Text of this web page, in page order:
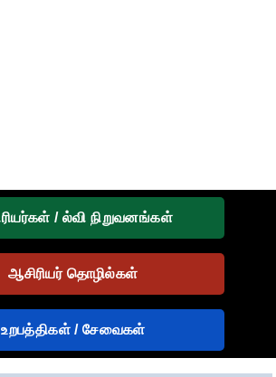
ஆசிரியர்கள் / ல்வி நிறுவனங்கள்
ஆசிரியர் தொழில்கள்
உறபத்திகள் / சேவைகள்